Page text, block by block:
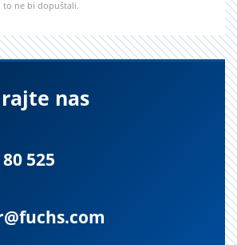
to ne bi dopuštali.
nas
525